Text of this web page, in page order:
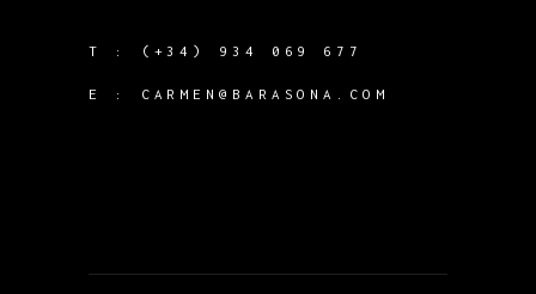
T : (+34) 934 069 677
E : CARMEN@BARASONA.COM